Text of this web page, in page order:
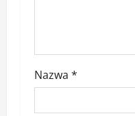
Nazwa *